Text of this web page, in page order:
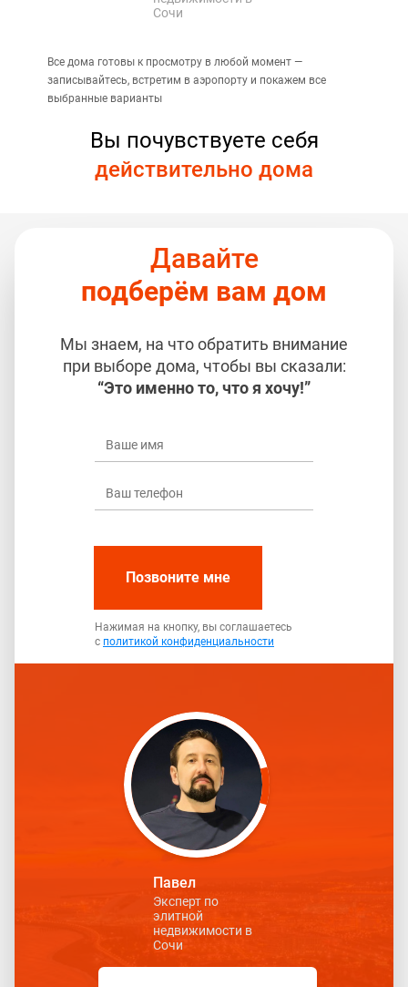
Сочи
Все дома готовы к просмотру в любой момент —
записывайтесь, встретим в аэропорту и покажем все
выбранные варианты
Вы почувствуете себя
действительно дома
Давайте
подберём вам дом
Мы знаем, на что обратить внимание
при выборе дома, чтобы вы сказали:
“Это именно то, что я хочу!”
Позвоните мне
Нажимая на кнопку, вы соглашаетесь
с политикой конфиденциальности
Павел
Эксперт по
элитной
недвижимости в
Сочи